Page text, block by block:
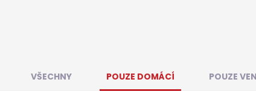
VŠECHNY POUZE DOMÁCÍ POUZE